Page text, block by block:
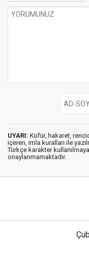
UYARI: Küfür, hakaret,
içeren, imla kuralları ile
Türkçe karakter
onaylanmamaktadır.